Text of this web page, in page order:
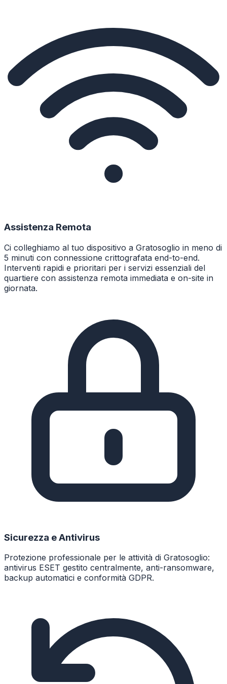
Assistenza Remota
Ci colleghiamo al tuo dispositivo a Gratosoglio in meno di
5 minuti con connessione crittografata end-to-end.
Interventi rapidi e prioritari per i servizi essenziali del
quartiere con assistenza remota immediata e on-site in
giornata.
Sicurezza e Antivirus
Protezione professionale per le attività di Gratosoglio:
antivirus ESET gestito centralmente, anti-ransomware,
backup automatici e conformità GDPR.